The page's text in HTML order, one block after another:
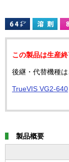
この製品は生産
後継・代替機種は
TrueVIS VG2-640
製品概要